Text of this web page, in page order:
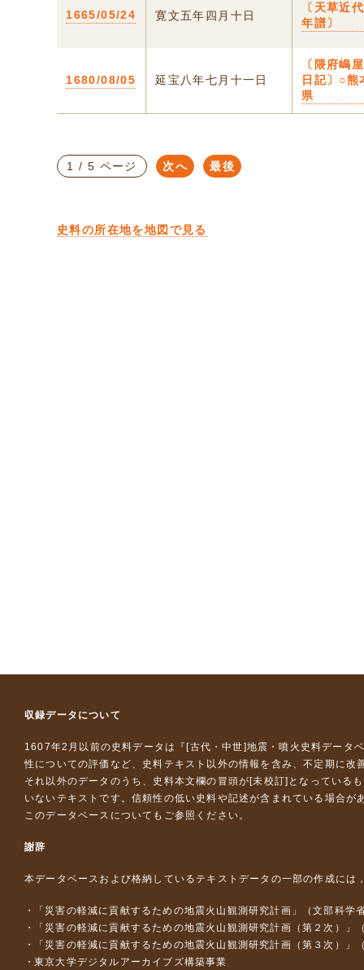
1665/05/24 寛文五年四月十日
〔天草近代
年譜〕
1680/08/05 延宝八年七月十一日
〔隈府嶋屋
日記〕○熊
県
1 / 5 ページ 次へ 最後
史料の所在地を地図で見る
収録データについて
1607年2月以前の史料データは『 [古代・中世]地震・噴火史料データ
性についての評価など、史料テキスト以外の情報を含み、不定期に改
それ以外のデータのうち、史料本文欄の冒頭が[未校訂]となっている
いないテキストです。信頼性の低い史料や記述が含まれている場合が
このデータベースについて もご参照ください。
謝辞
本データベースおよび格納しているテキストデータの一部の作成には
「災害の軽減に貢献するための地震火山観測研究計画」（文部科学
「災害の軽減に貢献するための地震火山観測研究計画（第２次）」
「災害の軽減に貢献するための地震火山観測研究計画（第３次）」
東京大学デジタルアーカイブズ構築事業